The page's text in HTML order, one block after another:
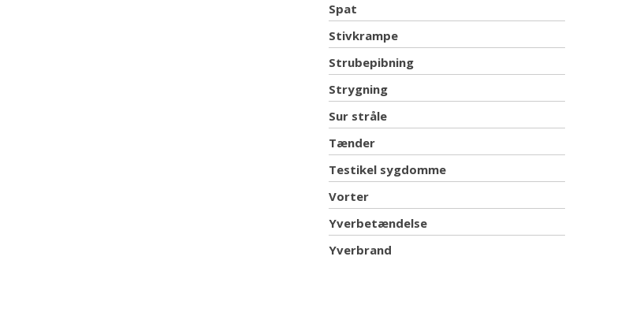
Spat
Stivkrampe
Strubepibning
Strygning
Sur stråle
Tænder
Testikel sygdomme
Vorter
Yverbetændelse
Yverbrand